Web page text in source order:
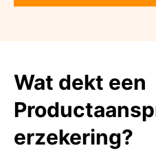
Wat dekt een
erzekering?